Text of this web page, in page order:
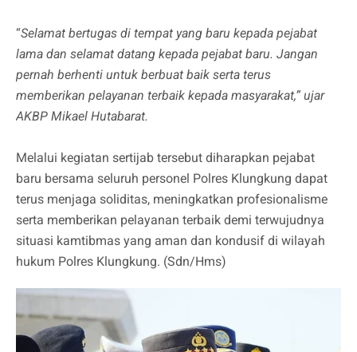
“Selamat bertugas di tempat yang baru kepada pejabat
lama dan selamat datang kepada pejabat baru. Jangan
pernah berhenti untuk berbuat baik serta terus
memberikan pelayanan terbaik kepada masyarakat,” ujar
AKBP Mikael Hutabarat.
Melalui kegiatan sertijab tersebut diharapkan pejabat
baru bersama seluruh personel Polres Klungkung dapat
terus menjaga soliditas, meningkatkan profesionalisme
serta memberikan pelayanan terbaik demi terwujudnya
situasi kamtibmas yang aman dan kondusif di wilayah
hukum Polres Klungkung. (Sdn/Hms)